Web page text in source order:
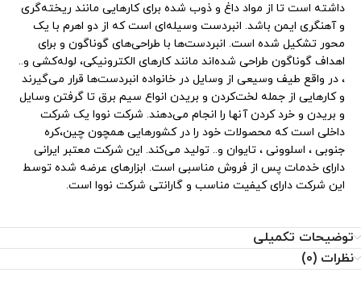
داشته است تا از مواد داغ و ذوب شده برای کارهایی مانند ریخته‌گری
و آهنگری ایمن باشد. انبردست وسیله‌ای است که از دو اهرم با یک
محور تشکیل شده است. انبردست‌ها با طراحی‌های گوناگون و برای
اهداف گوناگون طراحی شده‌اند مانند کارهای الکترونیکی، لوله‌کشی و..
، در واقع طیف وسیعی از وسایل در خانواده انبردست‌ها قرار می‌گیرند
و کارهایی از جمله لخت‌کردن و بریدن انواع سیم برق تا گرفتن وسایل
و بریدن و خرد کردن آنها را انجام می‌دهند. شرکت نووا یک شرکت
داخلی است که محصولات خود را در کشورهایی همچون چین،کره
جنوبی ، اسلوونی ، تایوان و.. تولید می‌کند. این شرکت معتبر ایرانی
دارای خدمات پس از فروش مناسبی است. ابزارهای عرضه شده توسط
این شرکت دارای کیفیت مناسب و گارانتی شرکت نووا است.
توضیحات تکمیلی
نظرات (0)